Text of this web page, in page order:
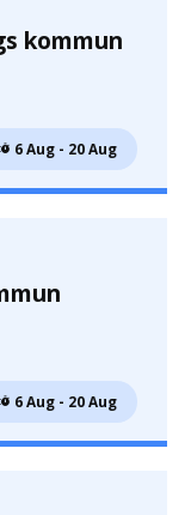
kommun
6 Aug - 20 Aug
6 Aug - 20 Aug